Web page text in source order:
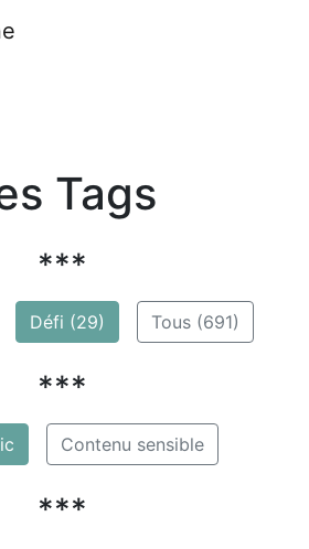
Tags
***
Défi (29) Tous (691)
***
Contenu sensible
***